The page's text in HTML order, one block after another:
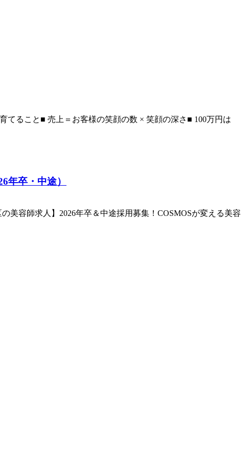
てること■ 売上＝お客様の笑顔の数 × 笑顔の深さ■ 100万円は
年卒・中途）
美容師求人】2026年卒＆中途採用募集！COSMOSが変える美容